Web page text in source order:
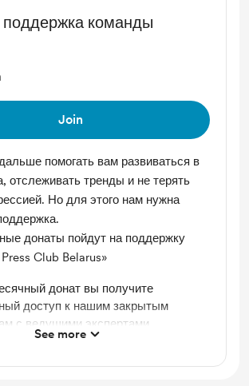
команды
Join
помогать вам развиваться в
отслеживать тренды и не терять
Но для этого нам нужна
донаты пойдут на поддержку
Club Belarus»
донат вы получите
доступ к нашим закрытым
с ведущими экспертами
See more